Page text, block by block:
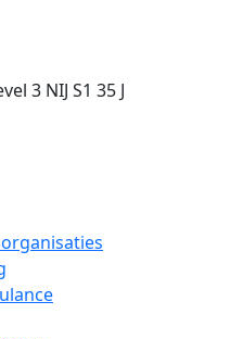
3 NIJ S1 35 J